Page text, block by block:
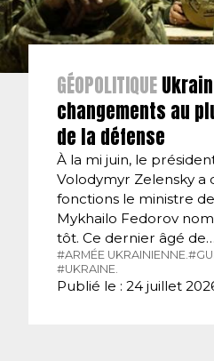
GÉOPOLITIQUE
changements au
de la défense
À la mi juin, le
Volodymyr Zelensky a
fonctions le ministre
Mykhailo Fedorov
tôt. Ce dernier âgé de…
#ARMÉE UKRAINIENNE.
#UKRAINE.
Publié le : 24 juillet